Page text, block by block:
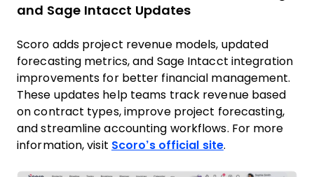
and Sage Intacct Updates
Scoro adds project revenue models, updated
forecasting metrics, and Sage Intacct integration
improvements for better financial management.
These updates help teams track revenue based
on contract types, improve project forecasting,
and streamline accounting workflows. For more
information, visit Scoro’s official site.